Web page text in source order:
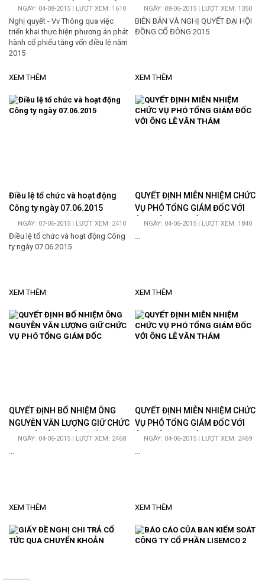
PHƯƠNG ÁN PHÁT HÀNH CỔ
PHIẾU TĂNG VỐN ĐIỀU LỆ NĂM
2015
NGÀY: 04-08-2015 | LƯỢT XEM: 1610
Nghị quyết - Vv Thông qua việc
triển khai thực hiện phương án phát
hành cổ phiếu tăng vốn điều lệ năm
2015
XEM THÊM
NGÀY: 08-06-2015 | LƯỢT XEM: 1350
BIÊN BẢN VÀ NGHỊ QUYẾT ĐẠI HỘI
ĐỒNG CỔ ĐÔNG 2015
XEM THÊM
Điều lệ tổ chức và hoạt động
Công ty ngày 07.06.2015
NGÀY: 07-06-2015 | LƯỢT XEM: 2410
Điều lệ tổ chức và hoạt động Công
ty ngày 07.06.2015
XEM THÊM
QUYẾT ĐỊNH MIỄN NHIỆM CHỨC
VỤ PHÓ TỔNG GIÁM ĐỐC VỚI
ÔNG LÊ VĂN THÁM
NGÀY: 04-06-2015 | LƯỢT XEM: 1840
...
XEM THÊM
QUYẾT ĐỊNH BỔ NHIỆM ÔNG
NGUYỄN VĂN LƯỢNG GIỮ CHỨC
VỤ PHÓ TỔNG GIÁM ĐỐC
NGÀY: 04-06-2015 | LƯỢT XEM: 2468
...
XEM THÊM
QUYẾT ĐỊNH MIỄN NHIỆM CHỨC
VỤ PHÓ TỔNG GIÁM ĐỐC VỚI
ÔNG LÊ VĂN THÁM
NGÀY: 04-06-2015 | LƯỢT XEM: 2469
...
XEM THÊM